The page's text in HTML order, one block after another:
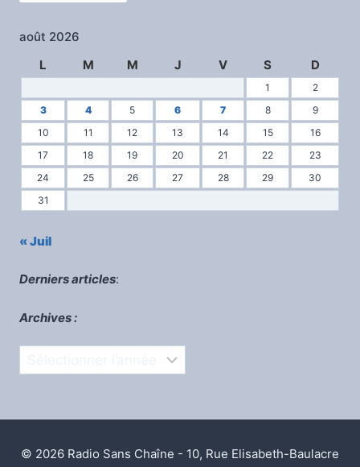
août 2026
L
M M J V S D
1
2
3
4 5 6 7 8
9
10
11 12 13 14 15
16
17
18 19 20 21 22
23
24
25 26 27 28 29
30
31
« Juil
Derniers articles:
Archives :
© 2026 Radio Sans Chaîne - 10, Rue Elisabeth-Baulacre